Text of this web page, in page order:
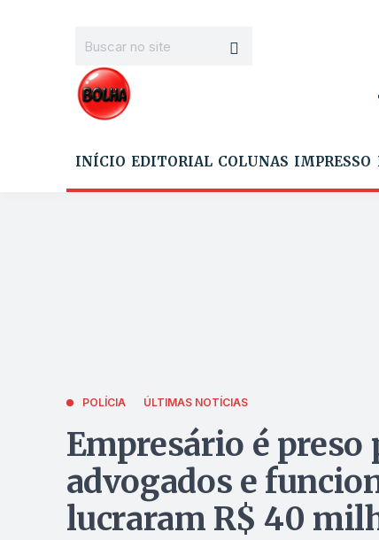
INÍCIO EDITORIAL COLUNAS IMPRESSO
POLÍCIA ÚLTIMAS NOTÍCIAS
Empresário é
advogados e
lucraram R$ 40